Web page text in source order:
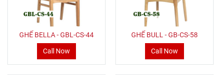
GHẾ BELLA - GBL-CS-44
Call Now
GHẾ BULL - GB-CS-58
Call Now